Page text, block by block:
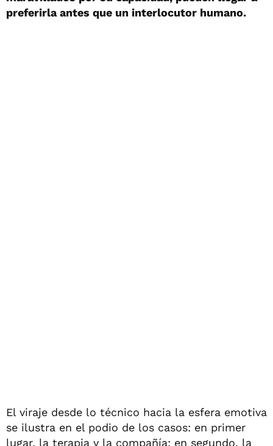
preferirla antes que un interlocutor humano.
El viraje desde lo técnico hacia la esfera emotiva
se ilustra en el podio de los casos: en primer
lugar, la terapia y la compañía; en segundo, la